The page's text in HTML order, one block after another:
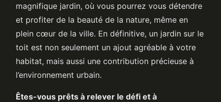
magnifique jardin, où vous pourrez vous détendre
et profiter de la beauté de la nature, même en
plein cœur de la ville. En définitive, un jardin sur le
toit est non seulement un ajout agréable à votre
habitat, mais aussi une contribution précieuse à
l’environnement urbain.
Êtes-vous prêts à relever le défi et à